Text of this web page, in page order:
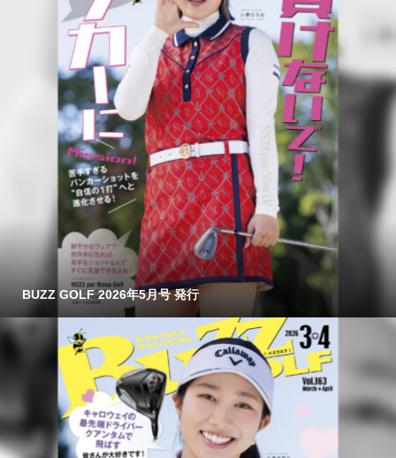
BUZZ GOLF 2026年5月号 発行